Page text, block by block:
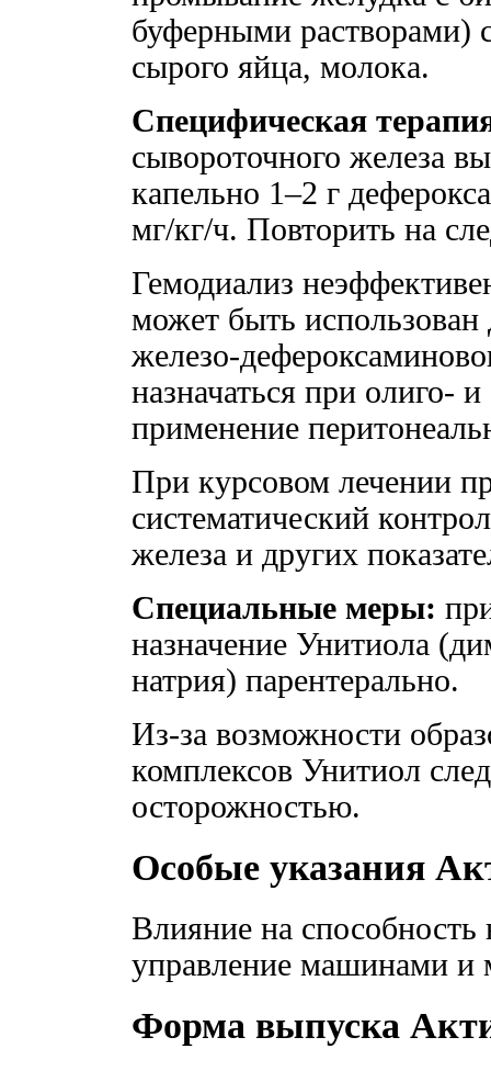
буферными растворами)
сырого яйца, молока.
Специфическая
сывороточного железа
капельно 1–2 г
мг/кг/ч. Повторить на
Гемодиализ
может быть использован
железо-
назначаться при олиго-
применение
При курсовом лечении
систематический
железа и других
Специальные меры:
назначение Унитиола
натрия) парентерально.
Из-за возможности
комплексов Унитиол
осторожностью.
Особые указания
Влияние на способность
управление машинами и
Форма выпуска